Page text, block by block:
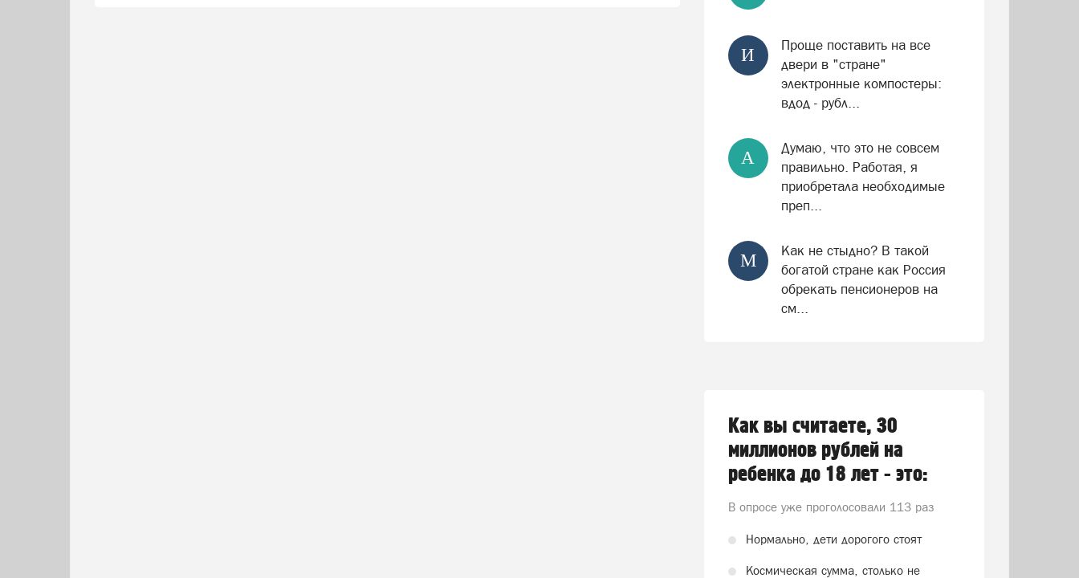
И
Проще поставить на все
двери в "стране"
электронные компостеры:
вдод - рубл...
А
Думаю, что это не совсем
правильно. Работая, я
приобретала необходимые
преп...
М
Как не стыдно? В такой
богатой стране как Россия
обрекать пенсионеров на
см...
Как вы считаете, 30
миллионов рублей на
ребенка до 18 лет - это:
В опросе уже проголосовали 113 раз
Нормально, дети дорогого стоят
Космическая сумма, столько не